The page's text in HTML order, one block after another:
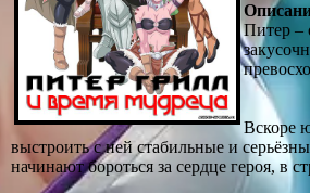
Питер –
Вскоре
выстроить с ней стабильные и
начинают бороться за сердце героя, в